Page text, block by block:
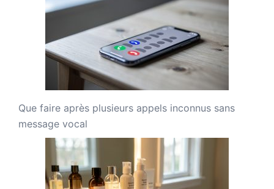
Que faire après plusieurs appels inconnus sans
message vocal